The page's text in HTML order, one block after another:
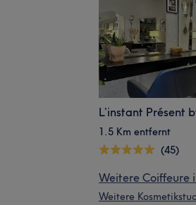
L’instant Présent
1.5 Km entfernt
(45)
Weitere Coiffeure
Weitere